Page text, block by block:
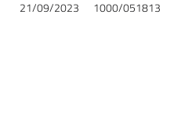
21/09/2023 1000/051813